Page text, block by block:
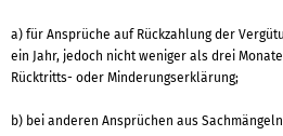
a) für Ansprüche auf Rückzahlung der
ein Jahr, jedoch nicht weniger als drei
Rücktritts- oder Minderungserklärung;
b) bei anderen Ansprüchen aus